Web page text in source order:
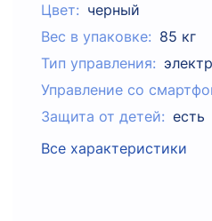
Цвет: черный
Вес в упаковке: 85 кг
Тип управления:
Управление со
Защита от детей: есть
Все характеристики